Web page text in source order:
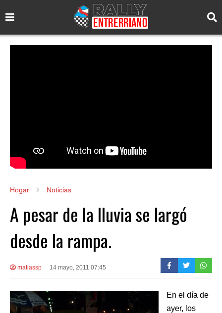
Hogar Noticias
A pesar de la lluvia se largó
desde la rampa.
matiassp 14 mayo, 2011 07:45
En el día de
ayer, los